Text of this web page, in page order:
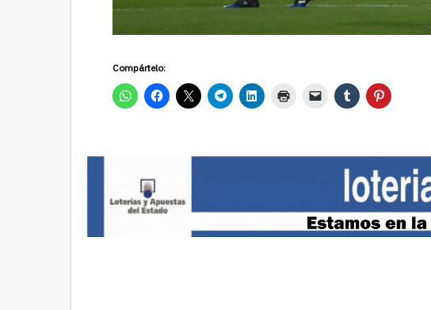
Compártelo: